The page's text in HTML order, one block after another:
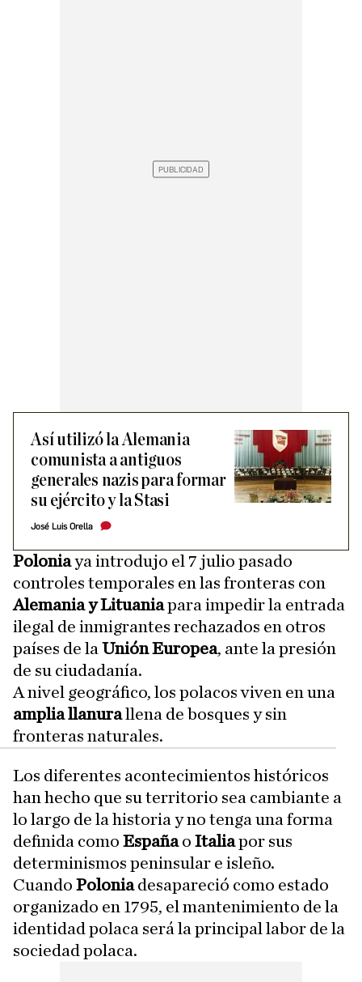
Así utilizó la Alemania
comunista a antiguos
generales nazis para formar
su ejército y la Stasi
José Luis Orella
Poloniaya introdujo el 7 julio pasado
controles temporales en las fronteras con
Alemania y Lituaniapara impedir la entrada
ilegal de inmigrantes rechazados en otros
países de la Unión Europea, ante la presión
de su ciudadanía.
A nivel geográfico, los polacos viven en una
amplia llanurallena de bosques y sin
fronteras naturales.
Los diferentes acontecimientos históricos
han hecho que su territorio sea cambiante a
lo largo de la historia y no tenga una forma
definida como Españao Italiapor sus
determinismos peninsular e isleño.
Cuando Poloniadesapareció como estado
organizado en 1795, el mantenimiento de la
identidad polaca será la principal labor de la
sociedad polaca.